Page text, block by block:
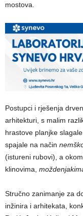
mostova.
Postupci i rješenja
arhitekturi, s malim
hrastove planjke
spajale na način
(istureni rubovi), a
klinovima,
Stručno zanimanje za
inžinira i arhitekata,